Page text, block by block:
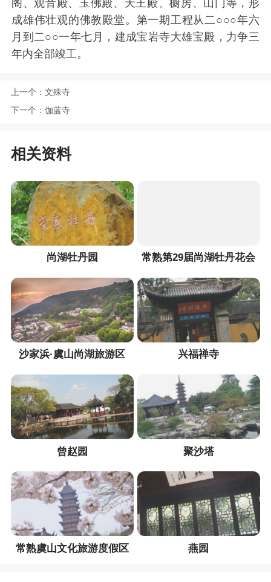
阁、观音殿、玉佛殿、天王殿、橱房、山门等，形
成雄伟壮观的佛教殿堂。第一期工程从二○○○年六
月到二○○一年七月，建成宝岩寺大雄宝殿，力争三
年内全部竣工。
上一个： 文殊寺
下一个： 伽蓝寺
相关资料
尚湖牡丹园 常熟第29届尚湖牡丹花会
沙家浜·虞山尚湖旅游区 兴福禅寺
曾赵园 聚沙塔
常熟虞山文化旅游度假区 燕园